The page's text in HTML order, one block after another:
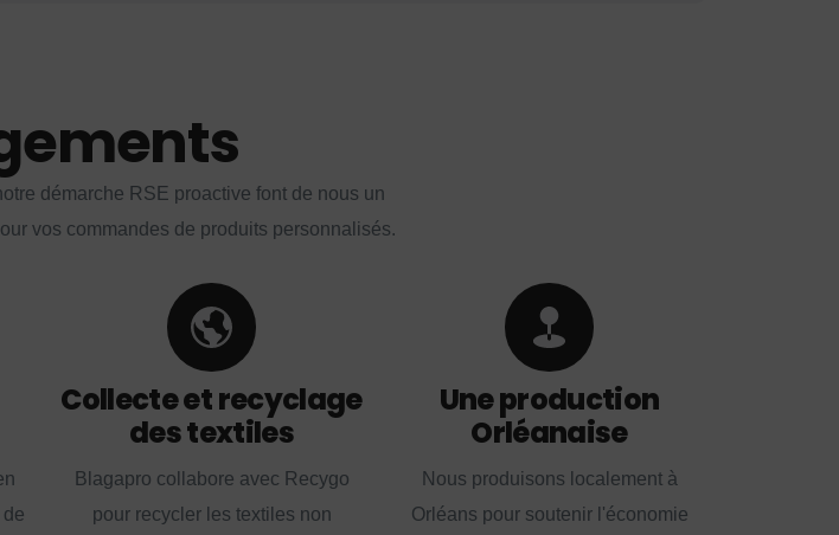
démarche RSE proactive font de nous un
vos commandes de produits personnalisés.
Collecte et recyclage
des textiles
Blagapro collabore avec Recygo
pour recycler les textiles non
Une production
Orléanaise
Nous produisons localement à
Orléans pour soutenir l'économie